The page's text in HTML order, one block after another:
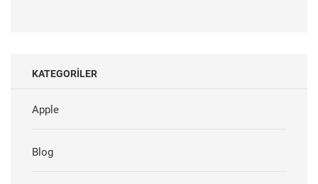
KATEGORILER
Apple
Blog